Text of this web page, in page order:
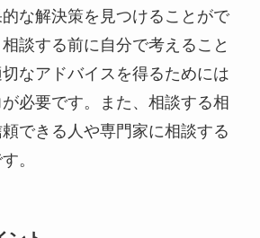
な解決策を見つけることがで
談する前に自分で考えること
なアドバイスを得るためには
必要です。また、相談する相
できる人や専門家に相談する
。